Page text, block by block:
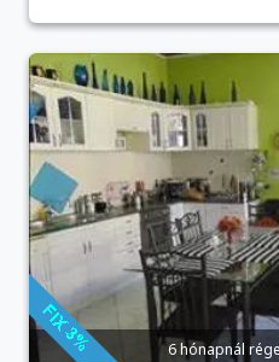
6 hónapnál